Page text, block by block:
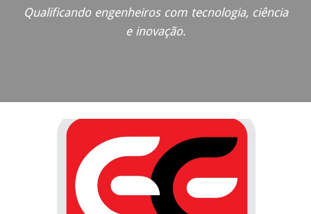
Qualificando engenheiros com tecnologia, ciência
e inovação.